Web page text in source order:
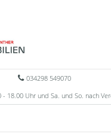
034298 549070
- 18.00 Uhr und Sa. und So. nach